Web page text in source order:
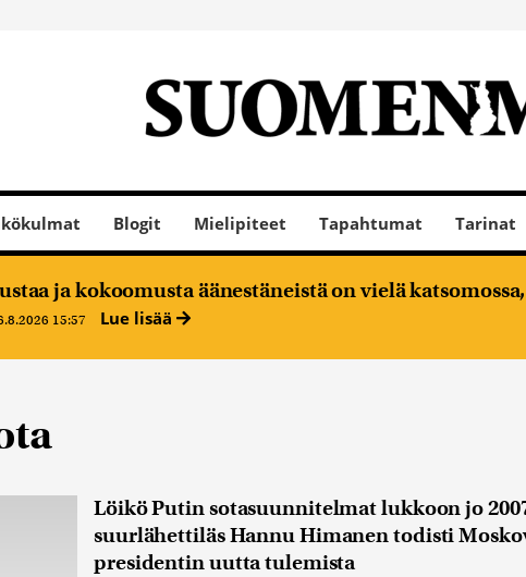
Blogit Mielipiteet Tapahtumat Tarinat
ja kokoomusta äänestäneistä on vielä
15:57 Lue lisää
Löikö Putin sotasuunnitelmat lukkoon jo
suurlähettiläs Hannu Himanen todisti
presidentin uutta tulemista